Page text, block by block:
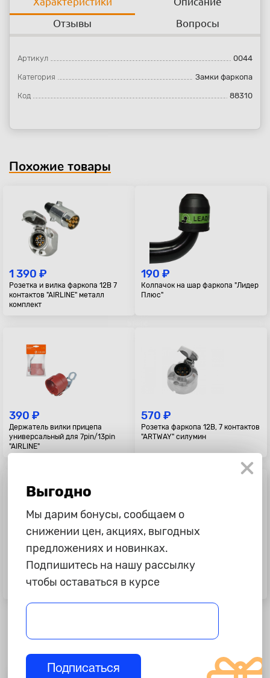
Отзывы
Вопросы
Артикул 0044
Категория Замки фаркопа
Код 88310
Похожие товары
1 390 ₽
Розетка и вилка фаркопа 12В 7
контактов "AIRLINE" металл
комплект
190 ₽
Колпачок на шар фаркопа "Лидер
Плюс"
390 ₽
Держатель вилки прицепа
универсальный для 7pin/13pin
"AIRLINE"
570 ₽
Розетка фаркопа 12В, 7 контактов
"ARTWAY" силумин
990 ₽
Комплект проводки
универсальный для фаркопа 7
пин, 1,9 м "Концепт Авто"
Кронштейн розетки фаркопа
"Artway"
Выгодно
Мы дарим бонусы, сообщаем о
снижении цен, акциях, выгодных
предложениях и новинках.
Подпишитесь на нашу рассылку
чтобы оставаться в курсе
Подписаться